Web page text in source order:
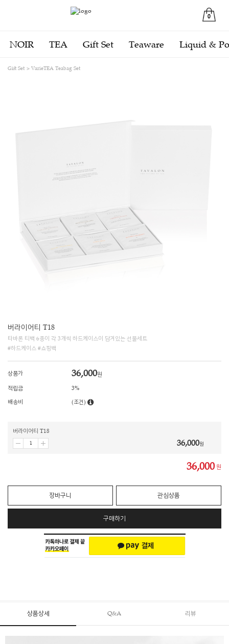
0
NOIR TEA Gift Set Teaware Liquid &
Gift Set VarieTEA Teabag Set
버라이어티 T18
타바론 티백 6종이 각 3개씩 하드케이스이 담겨있는 선물세트
#하드케이스 #쇼핑백
상품가 36,000원
적립금 3%
배송비 (조건)
버라이어티 T18
36,000원
36,000 원
장바구니 관심상품
구매하기
상품상세 Q&A 리뷰